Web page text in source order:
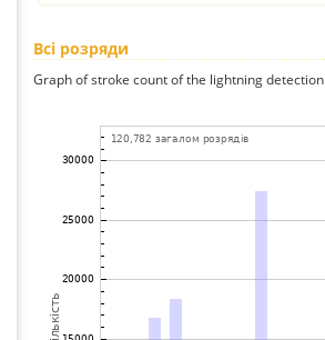
Всі розряди
Graph of stroke count of the lightning